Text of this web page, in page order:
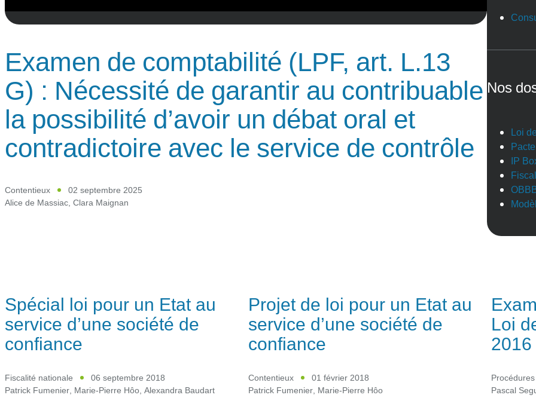
Examen de comptabilité (LPF, art. L.13
G) : Nécessité de garantir au contribuable
la possibilité d’avoir un débat oral et
contradictoire avec le service de contrôle
Contentieux
02 septembre 2025
Alice de Massiac, Clara Maignan
Nos
Loi
IP
Spécial loi pour un Etat au
service d’une société de
confiance
Fiscalité nationale
06 septembre 2018
Patrick Fumenier, Marie-Pierre Hôo, Alexandra Baudart
Projet de loi pour un Etat au
service d’une société de
confiance
Contentieux
01 février 2018
Patrick Fumenier, Marie-Pierre Hôo
Loi
2016
Procédures
Pascal